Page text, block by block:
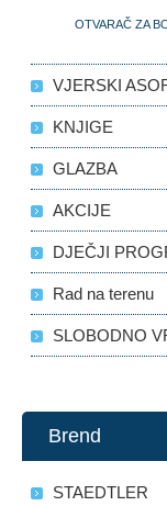
OTVARAČ ZA
VJERSKI
KNJIGE
GLAZBA
AKCIJE
DJEČJI
Rad na terenu
SLOBODNO
Brend
STAEDTLER